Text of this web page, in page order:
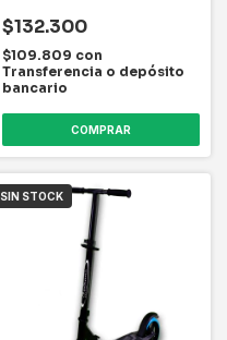
$132.300
$109.809 con
Transferencia o depósito
bancario
COMPRAR
SIN STOCK